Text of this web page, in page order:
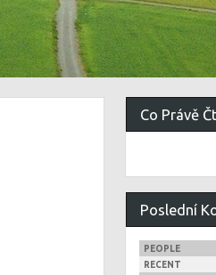
Co Právě
Poslední
PEOPLE
RECENT